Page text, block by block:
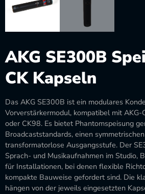
AKG SE300B
CK Kapseln
Das AKG SE300B ist ein modulares
Vorverstärkermodul, kompatibel mit
oder CK98. Es bietet Phantomspeisung
Broadcaststandards, einen
transformatorlose Ausgangsstufe. Der
Sprach- und Musikaufnahmen im Studio,
für Installationen, bei denen flexible
kompakte Bauweise gefordert sind. Die
hängen von der jeweils eingesetzten